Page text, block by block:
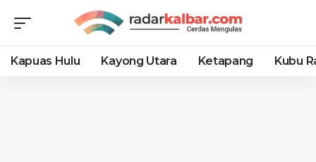
Kapuas Hulu Kayong Utara Ketapang Kubu